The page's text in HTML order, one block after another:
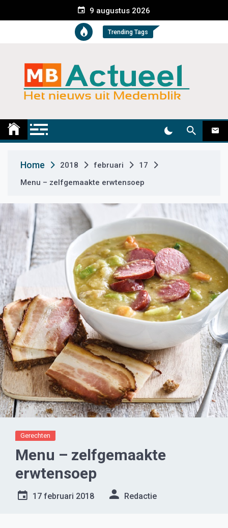
e
t
9 augustus 2026
Trending Tags
Medemblik Actueel
Home 2018 februari
17
Menu – zelfgemaakte erwtensoep
Gerechten
Menu – zelfgemaakte
erwtensoep
17 februari 2018 Redactie